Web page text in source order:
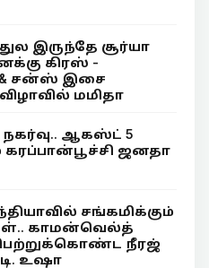
இருந்தே சூர்யா
கிரஸ் -
சன்ஸ் இசை
மமிதா
ஆகஸ்ட் 5
கரப்பான்பூச்சி ஜனதா
சங்கமிக்கும்
காமன்வெல்த்
நீரஜ்
உஷா